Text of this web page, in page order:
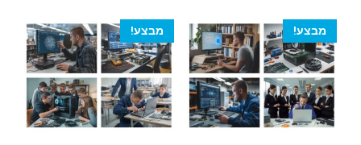
600.00 ₪.
300.00 ₪.
510.00 ₪.
300.00 ₪.
מבצע! מבצע!